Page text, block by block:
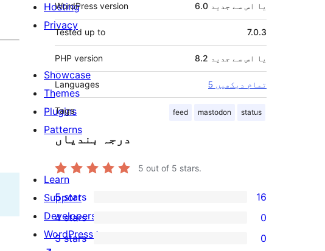
WordPress version 6.0 یا اس سے جدید
Tested up to 7.0.3
PHP version 8.2 یا اس سے جدید
Languages 5 تمام دیکھیں
Tags feed mastodon status
درجہ بندیاں
5 out of 5 stars.
16
5-
star
5 stars 16
4-
4 stars 0
0
3 stars 0
Hosting
Privacy
Showcase
Themes
Plugins
Patterns
Learn
Support
Developers
WordPress.tv